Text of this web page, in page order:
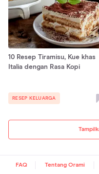
10 Resep Tiramisu, Kue khas
Italia dengan Rasa Kopi
RESEP KELUARGA
FAQ Tentang Orami